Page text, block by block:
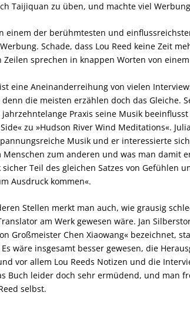
Taijiquan zu üben, und machte viel
einem der berühmtesten und
Schade, dass Lou Reed keine Zeit
sprechen in knappen Worten von
eine Aneinanderreihung von vielen
die meisten erzählen doch das Gleiche.
Praxis seine Musik
zu »Hudson River Wind Meditations«.
Musik und er interessierte
Menschen zum anderen und was man damit
Teil des gleichen Satzes von Gefühlen
Ausdruck kommen«.
Stellen merkt man auch, wie grausig
am Werk gewesen wäre. Jan
Großmeister Chen Xiaowang« bezeichnet,
wäre insgesamt besser gewesen, die
vor allem Lou Reeds Notizen und die
Buch leider doch sehr ermüdend, und man
selbst.